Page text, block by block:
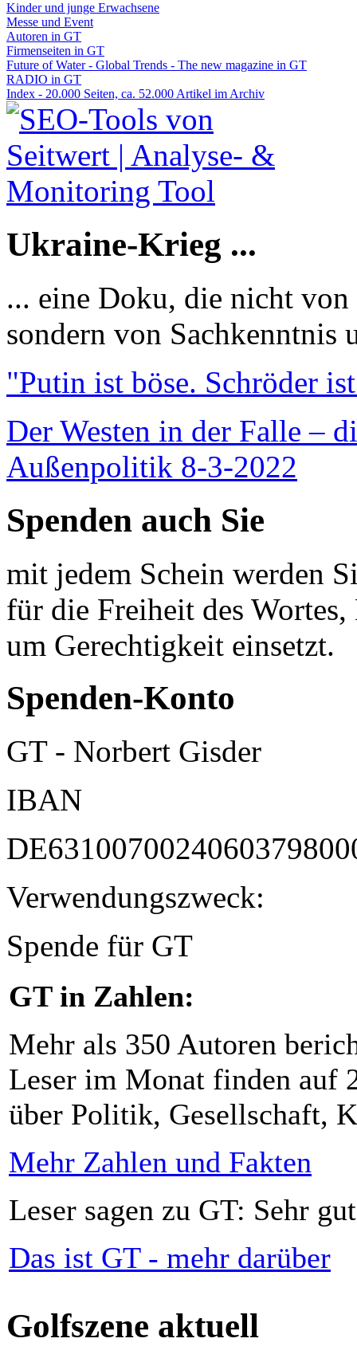
Kinder und junge Erwachsene
Messe und Event
Autoren in GT
Firmenseiten in GT
Future of Water - Global Trends - The new magazine in GT
RADIO in GT
Index - 20.000 Seiten, ca. 52.000 Artikel im Archiv
Ukraine-Krieg ...
... eine Doku, die nicht
sondern von Sachkenntnis
"Putin ist böse. Schröder
Der Westen in der Falle –
Außenpolitik 8-3-2022
Spenden auch Sie
mit jedem Schein werden
für die Freiheit des
um Gerechtigkeit einsetzt.
Spenden-Konto
GT - Norbert Gisder
IBAN
Verwendungszweck:
Spende für GT
GT in Zahlen:
Mehr als 350 Autoren
Leser im Monat finden auf
über Politik, Gesellschaft,
Mehr Zahlen und Fakten
Leser sagen zu GT: Sehr
Das ist GT - mehr darüber
Golfszene aktuell